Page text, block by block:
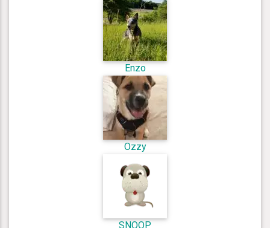
Enzo
Ozzy
SNOOP